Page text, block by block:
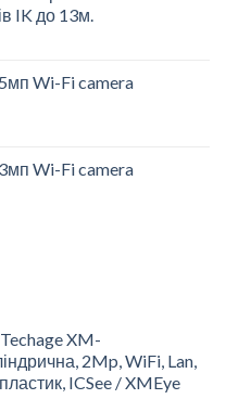
IK до 13м.
Wi-Fi camera
Wi-Fi camera
XM-
2Mp, WiFi, Lan,
ICSee / XMEye